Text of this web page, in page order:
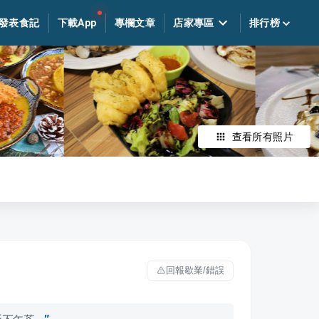
表食記 下載App 專欄文章 店家專區 排行榜
查看所有照片
回報歇業/錯誤